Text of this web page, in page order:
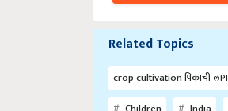
Related Topics
crop cultivation पिकाची
Children
India